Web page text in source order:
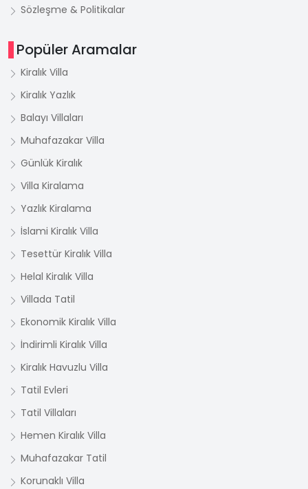
Sözleşme & Politikalar
Popüler Aramalar
Kiralık Villa
Kiralık Yazlık
Balayı Villaları
Muhafazakar Villa
Günlük Kiralık
Villa Kiralama
Yazlık Kiralama
İslami Kiralık Villa
Tesettür Kiralık Villa
Helal Kiralık Villa
Villada Tatil
Ekonomik Kiralık Villa
İndirimli Kiralık Villa
Kiralık Havuzlu Villa
Tatil Evleri
Tatil Villaları
Hemen Kiralık Villa
Muhafazakar Tatil
Korunaklı Villa